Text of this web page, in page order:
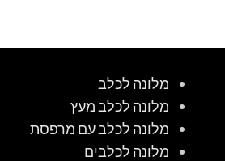
מלונה לכלב
מלונה לכלב מעץ
מלונה לכלב עם מרפסת
מלונה לכלבים